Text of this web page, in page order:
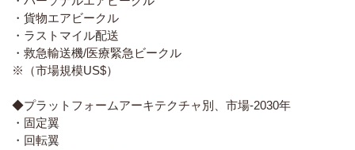
・貨物エアビークル
・ラストマイル配送
・救急輸送機/医療緊急ビークル
※（市場規模US$）
◆プラットフォームアーキテクチャ別、市場-2030年
・固定翼
・回転翼